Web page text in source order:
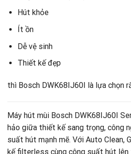
Hút khỏe
Ít ồn
Dễ vệ sinh
Thiết kế đẹp
thì Bosch DWK68IJ60I là lựa chọn
Máy hút mùi Bosch DWK68IJ60I
hảo giữa thiết kế sang trọng, công
suất hút mạnh mẽ. Với Auto Clean,
kế filterless cùng công suất hút lên